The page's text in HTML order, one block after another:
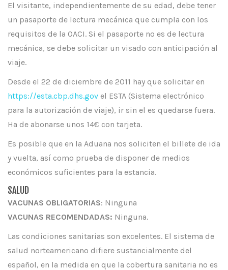
El visitante, independientemente de su edad, debe tener
un pasaporte de lectura mecánica que cumpla con los
requisitos de la OACI. Si el pasaporte no es de lectura
mecánica, se debe solicitar un visado con anticipación al
viaje.
Desde el 22 de diciembre de 2011 hay que solicitar en
https://esta.cbp.dhs.gov el ESTA (Sistema electrónico
para la autorización de viaje), ir sin el es quedarse fuera.
Ha de abonarse unos 14€ con tarjeta.
Es posible que en la Aduana nos soliciten el billete de ida
y vuelta, así como prueba de disponer de medios
económicos suficientes para la estancia.
SALUD
VACUNAS OBLIGATORIAS: Ninguna
VACUNAS RECOMENDADAS: Ninguna.
Las condiciones sanitarias son excelentes. El sistema de
salud norteamericano difiere sustancialmente del
español, en la medida en que la cobertura sanitaria no es